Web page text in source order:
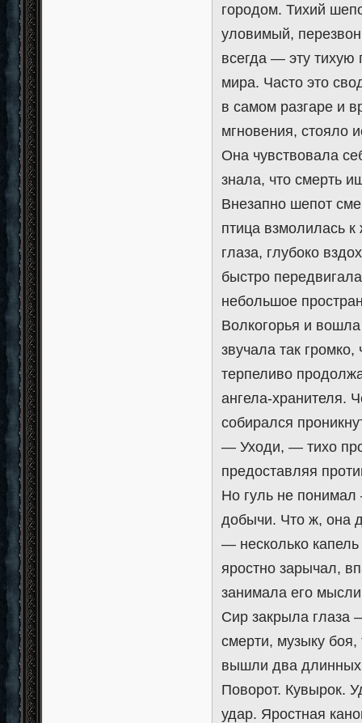
городом. Тихий
уловимый,
всегда — эту тихую
мира. Часто это
в самом разгаре и
мгновения, стояло
Она чувствовала
знала, что смерть
Внезапно шепот
птица взмолилась
глаза, глубоко
быстро
небольшое
Волкогорья и
звучала так
терпеливо
ангела-хранителя.
собирался
— Уходи, — тихо
предоставляя
Но гуль не понимал
добычи. Что ж, она
— несколько
яростно зарычал,
занимала его
Сир закрыла глаза
смерти, музыку боя,
вышли два длинных
Поворот. Кувырок.
удар. Яростная